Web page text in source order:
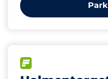
437 m